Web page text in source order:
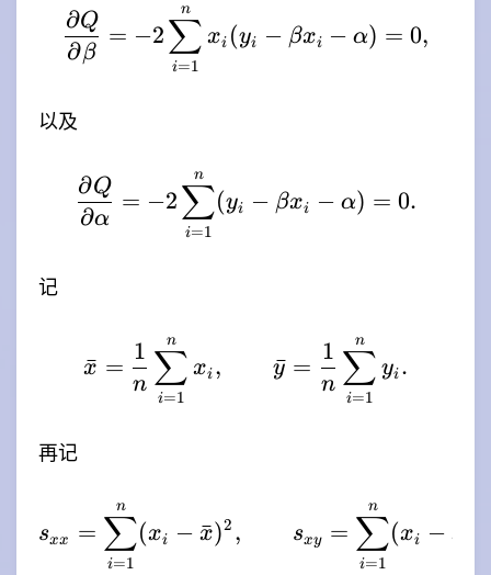
\frac{\partial
∂β
∂Q
= −2
i=1
∑
n
xi (yi − βxi − α) = 0,
以及
\frac{\partial
∂α
∂Q
= −2
i=1
∑
n
(yi − βxi − α) = 0.
记
x
ˉ =
n
1
i=1
∑
n
xi , y
ˉ =
n
1
i=1
∑
n
yi .
再记
sxx =
i=1
∑
n
(xi − x
ˉ)2 , sxy =
i=1
∑
n
(xi − x